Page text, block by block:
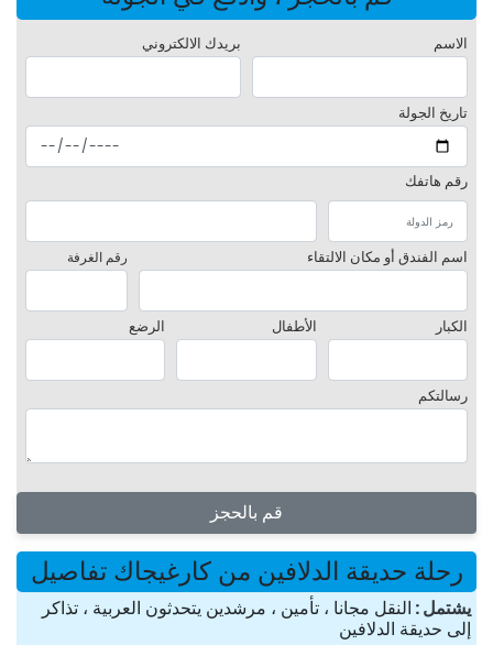
الاسم بريدك الالكتروني
تاريخ الجولة
رقم هاتفك
اسم الفندق أو مكان الالتقاء رقم الغرفة
الكبار الأطفال الرضع
رسالتكم
قم بالحجز
رحلة حديقة الدلافين من كارغيجاك تفاصيل
یشتمل النقل مجانا ، تأمين ، مرشدين يتحدثون العربية ، تذاكر
إلى حديقة الدلافين